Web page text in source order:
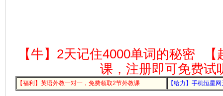
【牛】2天记住4000单词的秘密
课，注册即可免费试
【福利】英语外教一对一，免费领取2节外教课 【给力】手机恒星